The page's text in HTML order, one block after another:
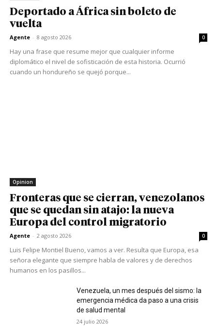
Deportado a África sin boleto de
vuelta
Agente - 8 agosto 2026 0
Hay una frase que resume mejor que cualquier informe
diplomático el nivel de sofisticación de esta historia. Ocurrió
cuando un hondureño se quejó porque...
Opinion
Fronteras que se cierran, venezolanos
que se quedan sin atajo: la nueva
Europa del control migratorio
Agente - 2 agosto 2026 0
Luis Felipe Montiel Bueno, vamos a ver. Resulta que Europa, esa
señora elegante que siempre habla de valores y de derechos
humanos en los pasillos...
Venezuela, un mes después del sismo: la
emergencia médica da paso a una crisis
de salud mental
24 julio 2026